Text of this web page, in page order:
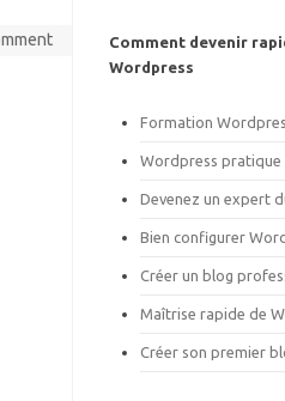
Comment devenir
Wordpress
Formation
Wordpress pratique
Devenez un expert
Bien configurer
Créer un blog
Maîtrise rapide de
Créer son premier